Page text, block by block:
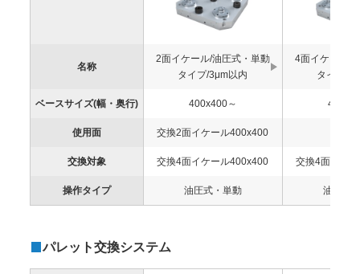
名称
2面イケール/油圧式・単動
タイプ/3μm以内
4面イケール/
タイプ/
ベースサイズ(幅・奥行) 400x400～
使用面 交換2面イケール400x400
交換対象 交換4面イケール400x400 交換4面イケ
操作タイプ 油圧式・単動 油圧式
パレット交換システム